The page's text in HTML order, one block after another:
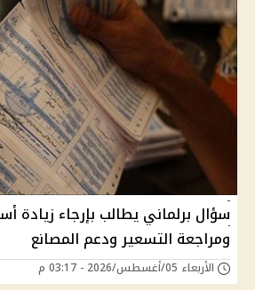
سؤال برلماني يطالب بإرجاء زيادة
ومراجعة التسعير ودعم المصانع
الأربعاء 05/أغسطس/2026 - 03:17 م